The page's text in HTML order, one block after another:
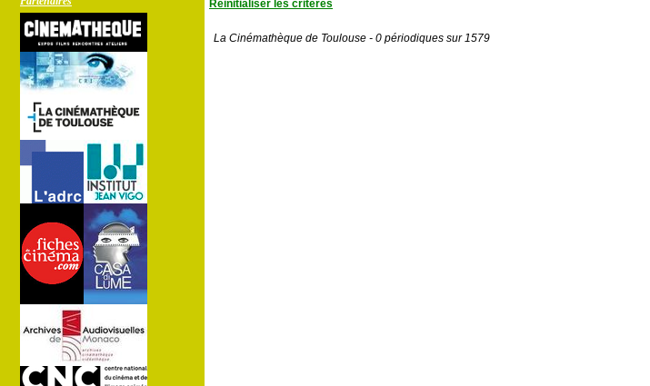
Réinitialiser les critères
La Cinémathèque de Toulouse - 0 périodiques sur 1579